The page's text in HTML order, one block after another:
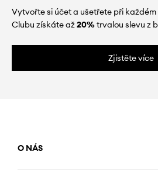
Vytvořte si účet a ušetřete při
Clubu získáte až20%trvalou slevu z
Zjistěte více
O NÁS